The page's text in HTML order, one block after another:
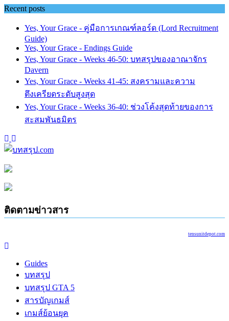
Skip
content
Recent posts
Yes, Your Grace - คู่มือการเกณฑ์ลอร์ด (Lord Recruitment
Guide)
Yes, Your Grace - Endings Guide
Yes, Your Grace - Weeks 46-50: บทสรุปของอาณาจักร
Davern
Yes, Your Grace - Weeks 41-45: สงครามและความ
ตึงเครียดระดับสูงสุด
Yes, Your Grace - Weeks 36-40: ช่วงโค้งสุดท้ายของการ
สะสมพันธมิตร
ติดตามข่าวสาร
tensunitdepot.com
Guides
บทสรุป
บทสรุป GTA 5
สารบัญเกมส์
เกมส์ย้อนยุค